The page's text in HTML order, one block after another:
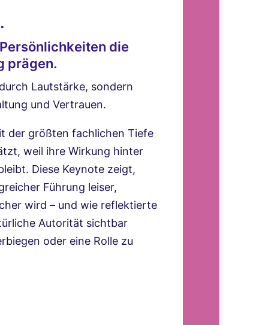
die
prägen.
Lautstärke, sondern
und Vertrauen.
der größten fachlichen Tiefe
weil ihre Wirkung hinter
Diese Keynote zeigt,
Führung leiser,
wird – und wie reflektierte
Autorität sichtbar
oder eine Rolle zu